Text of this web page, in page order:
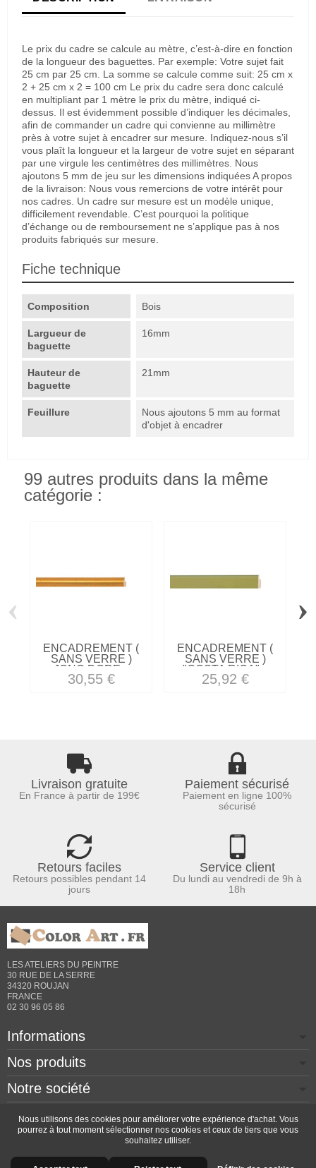
Le prix du cadre se calcule au mètre, c’est-à-dire en fonction
de la longueur des baguettes. Par exemple: Votre sujet fait
25 cm par 25 cm. La somme se calcule comme suit: 25 cm x
2 + 25 cm x 2 = 100 cm Le prix du cadre sera donc calculé
en multipliant par 1 mètre le prix du mètre, indiqué ci-
dessus. Il est évidemment possible d’indiquer les décimales,
afin de commander un cadre qui convienne au millimètre
près à votre sujet à encadrer sur mesure. Indiquez-nous s’il
vous plaît la longueur et la largeur de votre sujet en séparant
par une virgule les centimètres des millimètres. Nous
ajoutons 5 mm de jeu sur les dimensions indiquées A propos
de la livraison: Nous vous remercions de votre intérêt pour
nos cadres. Un cadre sur mesure est un modèle unique,
difficilement revendable. C’est pourquoi la politique
d’échange ou de remboursement ne s’applique pas à nos
produits fabriqués sur mesure.
Fiche technique
Composition Bois
Largueur de
baguette
16mm
Hauteur de
baguette
21mm
Feuillure
Nous ajoutons 5 mm au format
d'objet à encadrer
99 autres produits dans la même
catégorie :
ENCADREMENT (
SANS VERRE )
JONC DORE...
30,55 €
ENCADREMENT (
SANS VERRE )
"COSTA RICA"...
25,92 €
‹ ›
Livraison gratuite
En France à partir de 199€
Paiement sécurisé
Paiement en ligne 100%
sécurisé
Retours faciles
Retours possibles pendant 14
jours
Service client
Du lundi au vendredi de 9h à
18h
LES ATELIERS DU PEINTRE
30 RUE DE LA SERRE
34320 ROUJAN
FRANCE
02 30 96 05 86
Informations
Nos produits
Notre société
Contactez-nous
Copyright © 2026 - Design by Prestacrea - Ecommerce
Nous utilisons des cookies pour améliorer votre expérience d'achat. Vous
pourrez à tout moment sélectionner nos cookies et ceux de tiers que vous
souhaitez utiliser.